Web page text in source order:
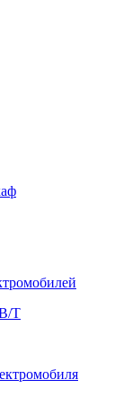
T